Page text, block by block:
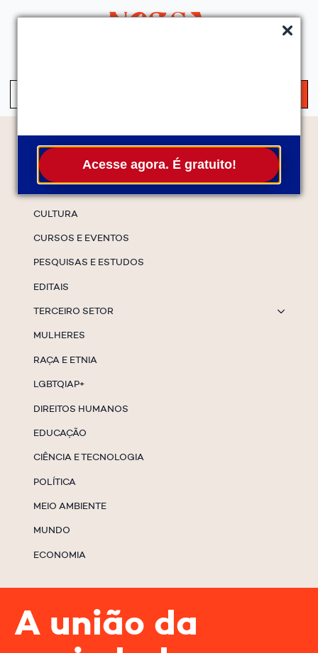
Acesse agora. É gratuito!
Temas
CULTURA
CURSOS E EVENTOS
PESQUISAS E ESTUDOS
EDITAIS
TERCEIRO SETOR
MULHERES
RAÇA E ETNIA
LGBTQIAP+
DIREITOS HUMANOS
EDUCAÇÃO
CIÊNCIA E TECNOLOGIA
POLÍTICA
MEIO AMBIENTE
MUNDO
ECONOMIA
A união da